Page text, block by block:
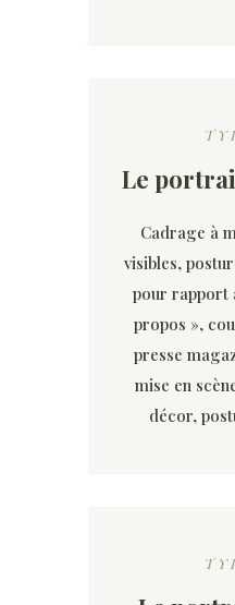
Le
Cadrage à
visibles,
pour rapport
propos »,
presse
mise en
décor,